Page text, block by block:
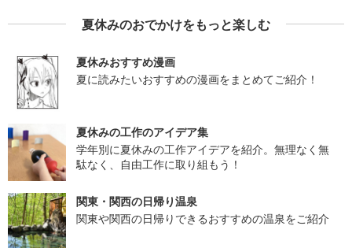
夏休みのおでかけをもっと楽しむ
夏休みおすすめ漫画
夏に読みたいおすすめの漫画をまとめてご紹介！
夏休みの工作のアイデア集
学年別に夏休みの工作アイデアを紹介。無理なく無
駄なく、自由工作に取り組もう！
関東・関西の日帰り温泉
関東や関西の日帰りできるおすすめの温泉をご紹介